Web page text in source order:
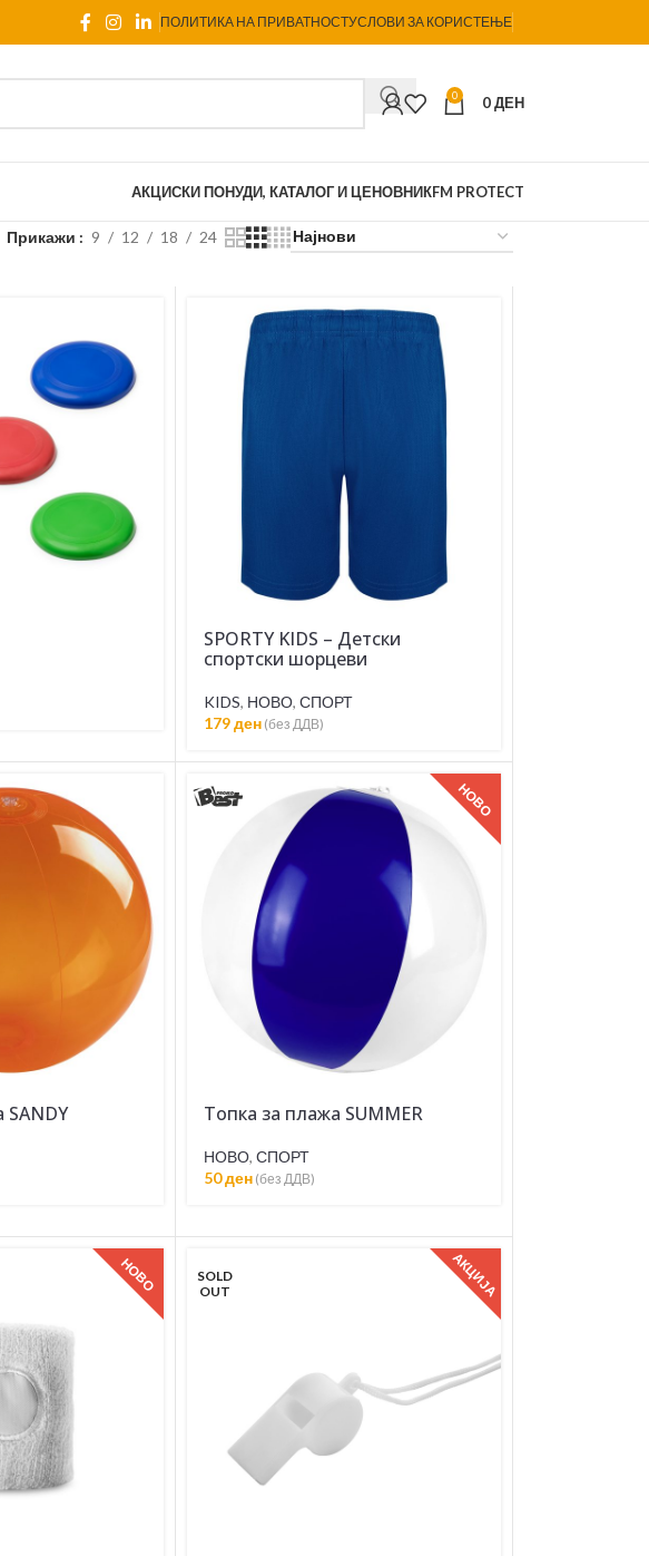
ПОЛИТИКА НА ПРИВАТНОСТУСЛОВИ ЗА КОРИСТЕЊЕ
0 0ДЕН
АКЦИСКИ ПОНУДИ, КАТАЛОГ И ЦЕНОВНИКFM PROTECT
Прикажи 9 12 18 24
SPORTY KIDS – Детски
спортски шорцеви
KIDS, НОВО,СПОРТ
179ден (без ДДВ)
НОВО
Топка за плажа SUMMER
НОВО,СПОРТ
50ден (без ДДВ)
НОВО
SOLD
OUT
АКЦИЈА